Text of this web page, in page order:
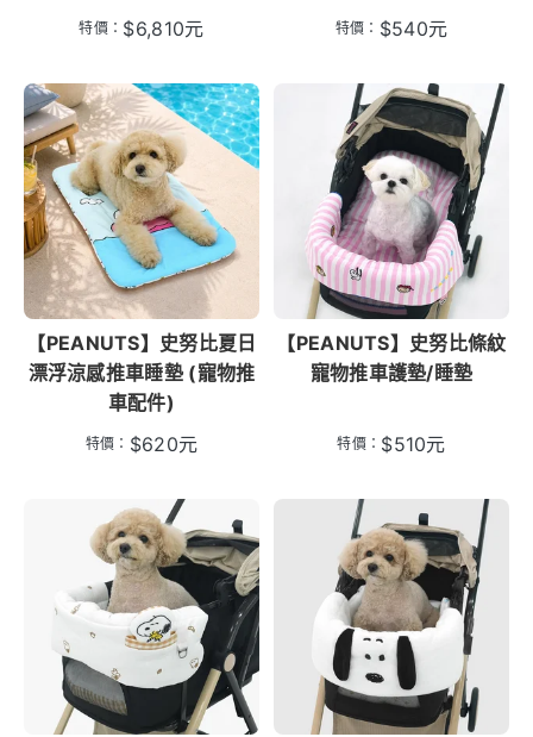
特價： $6,810元 特價： $540元
【PEANUTS】史努比夏日
漂浮涼感推車睡墊 (寵物推
車配件)
特價： $620元
【PEANUTS】史努比條紋
寵物推車護墊/睡墊
特價： $510元